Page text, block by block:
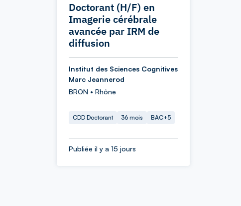
Doctorant (H/F) en
Imagerie cérébrale
avancée par IRM de
diffusion
Institut des Sciences Cognitives
Marc Jeannerod
BRON • Rhône
CDD Doctorant 36 mois BAC+5
Publiée il y a 15 jours